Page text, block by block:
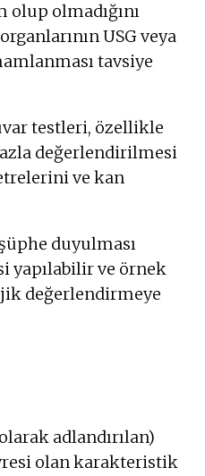
olup olmadığını
USG veya
tavsiye
testleri, özellikle
değerlendirilmesi
ve kan
duyulması
yapılabilir ve örnek
değerlendirmeye
adlandırılan)
olan karakteristik